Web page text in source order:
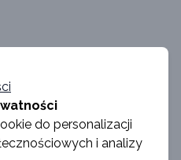
do personalizacji
i analizy